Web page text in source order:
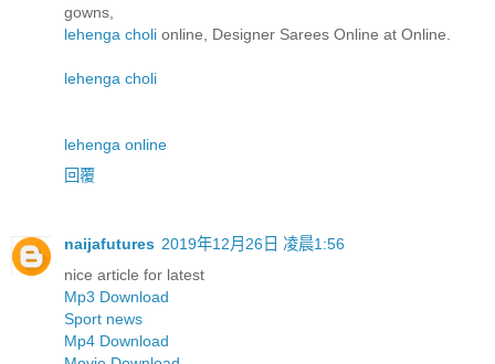
gowns,
lehenga choli online, Designer Sarees Online at Online.
lehenga choli
lehenga online
回覆
naijafutures 2019年12月26日 凌晨1:56
nice article for latest
Mp3 Download
Sport news
Mp4 Download